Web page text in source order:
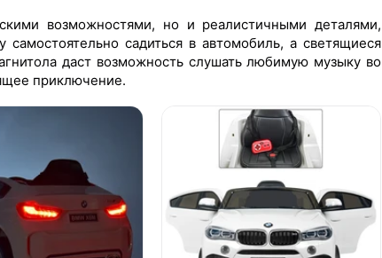
возможностями, но и реалистичными деталями,
садиться в автомобиль, а светящиеся
даст возможность слушать любимую музыку во
приключение.